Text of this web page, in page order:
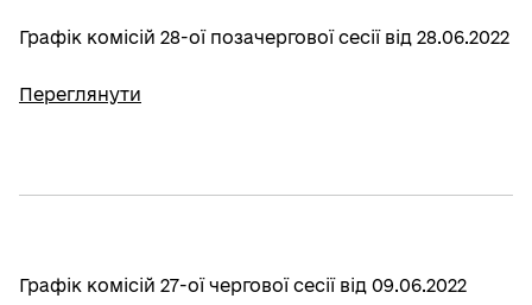
Графік комісій 28-ої позачергової сесії від 28.06.2022
Переглянути
Графік комісій 27-ої чергової сесії від 09.06.2022